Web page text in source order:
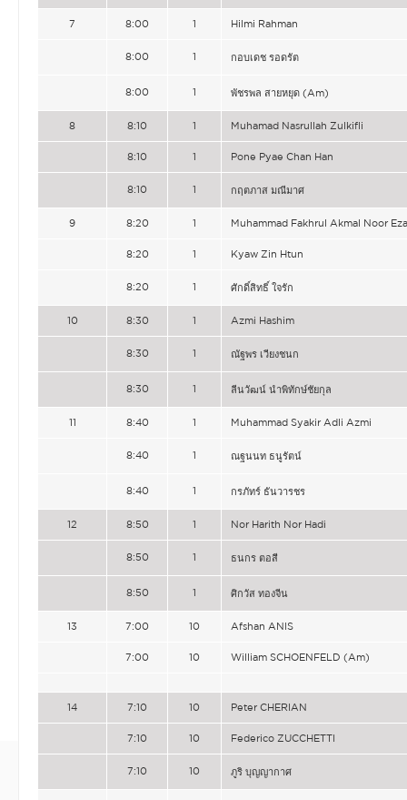
7 8:00 1 Hilmi Rahman
8:00 1 กอบเดช รอดรัต
8:00 1 พัชรพล สายหยุด (Am)
8 8:10 1 Muhamad Nasrullah Zulkifli
8:10 1 Pone Pyae Chan Han
8:10 1 กฤตภาส มณีมาศ
9 8:20 1 Muhammad Fakhrul Akmal Noor
8:20 1 Kyaw Zin Htun
8:20 1 ศักดิ์สิทธิ์ ใจรัก
10 8:30 1 Azmi Hashim
8:30 1 ณัฐพร เวียงชนก
8:30 1 ลีนวัฒน์ นำพิทักษ์ชัยกุล
11 8:40 1 Muhammad Syakir Adli Azmi
8:40 1 ณฐนนท ธนูรัตน์
8:40 1 กรภัทร์ ธันวารชร
12 8:50 1 Nor Harith Nor Hadi
8:50 1 ธนกร ตอสี
8:50 1 ศิกวัส ทองจีน
13 7:00 10 Afshan ANIS
7:00 10 William SCHOENFELD (Am)
14 7:10 10 Peter CHERIAN
7:10 10 Federico ZUCCHETTI
7:10 10 ภูริ บุญญากาศ